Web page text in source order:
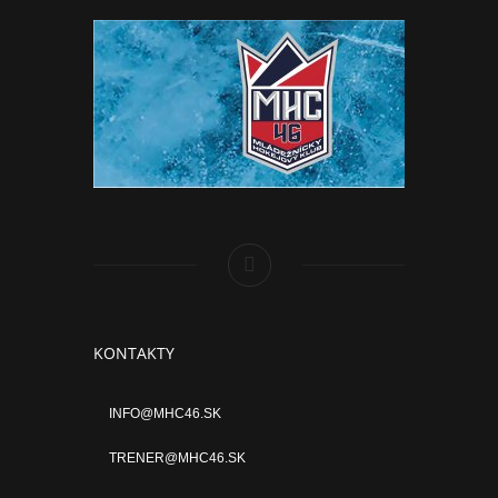
KONTAKTY
INFO@MHC46.SK
TRENER@MHC46.SK